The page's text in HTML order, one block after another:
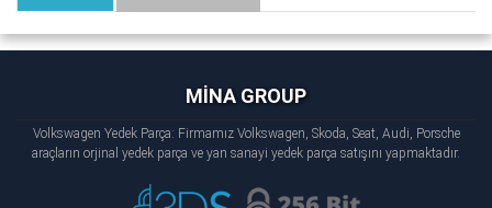
MİNA GROUP
Volkswagen Yedek Parça: Firmamız Volkswagen, Skoda, Seat, Audi, Porsche
araçların orjinal yedek parça ve yan sanayi yedek parça satışını yapmaktadır.